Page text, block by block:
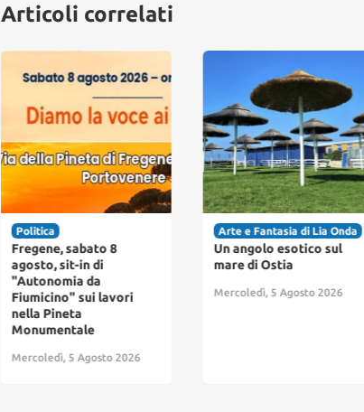
Articoli correlati
Politica
Fregene, sabato 8
agosto, sit-in di
"Autonomia da
Fiumicino" sui lavori
nella Pineta
Monumentale
Mercoledì, 5 Agosto 2026
Arte e Fantasia di Lia Onda
Un angolo esotico sul
mare di Ostia
Mercoledì, 5 Agosto 2026